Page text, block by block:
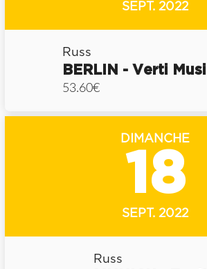
SEPT. 2022
Russ
BERLIN - Verti
53.60€
DIMANCHE
18
SEPT. 2022
Russ